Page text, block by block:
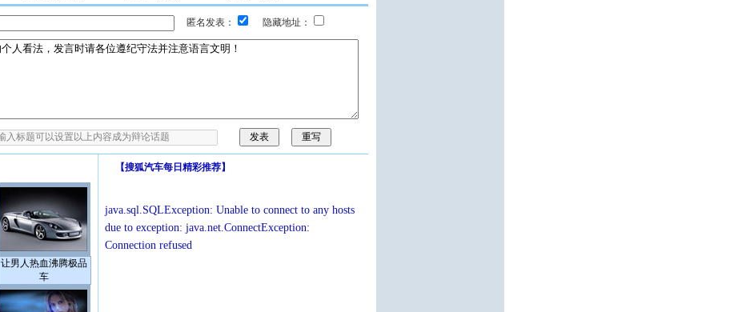
匿名发表： 隐藏地址：
让男人热血沸腾极品
车
【搜狐汽车每日精彩推荐】
java.sql.SQLException: Unable to connect to any hosts
due to exception: java.net.ConnectException:
Connection refused